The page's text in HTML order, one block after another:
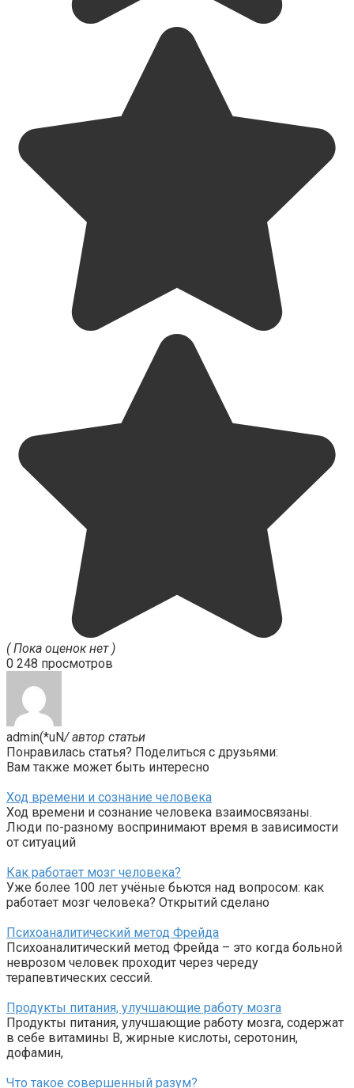
( Пока оценок нет )
0 248 просмотров
admin(*uN/ автор статьи
Понравилась статья? Поделиться с друзьями:
Вам также может быть интересно
Ход времени и сознание человека
Ход времени и сознание человека взаимосвязаны.
Люди по-разному воспринимают время в зависимости
от ситуаций
Как работает мозг человека?
Уже более 100 лет учёные бьются над вопросом: как
работает мозг человека? Открытий сделано
Психоаналитический метод Фрейда
Психоаналитический метод Фрейда – это когда больной
неврозом человек проходит через череду
терапевтических сессий.
Продукты питания, улучшающие работу мозга
Продукты питания, улучшающие работу мозга, содержат
в себе витамины В, жирные кислоты, серотонин,
дофамин,
Что такое совершенный разум?